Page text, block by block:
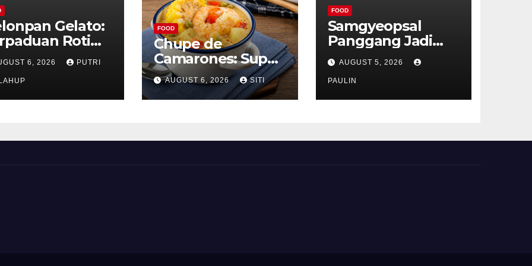
Gelato:
Roti
dan Es
Lembut yang
6, 2026 PUTRI
FOOD
Chupe de
Camarones: Sup
Udang Khas Peru
yang Gurih Lezat
AUGUST 6, 2026 SITI
FOOD
Samgyeopsal
Panggang Jadi
Favorit Pecinta
Kuliner Korea
AUGUST 5, 2026
PAULIN